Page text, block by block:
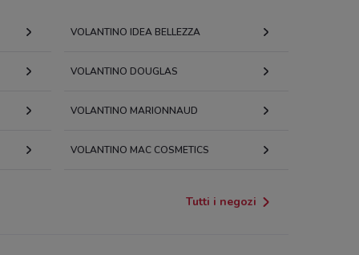
VOLANTINO IDEA BELLEZZA
VOLANTINO DOUGLAS
VOLANTINO MARIONNAUD
VOLANTINO MAC COSMETICS
Tutti i negozi